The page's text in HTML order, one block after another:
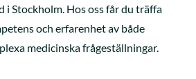
i Stockholm. Hos oss får du träffa
och erfarenhet av både
medicinska frågeställningar.